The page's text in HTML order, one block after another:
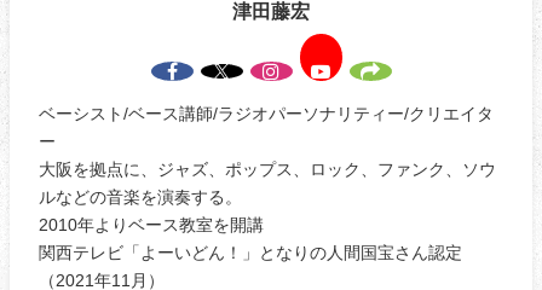
津田藤宏
ベーシスト/ベース講師/ラジオパーソナリティー/クリエイタ
ー
大阪を拠点に、ジャズ、ポップス、ロック、ファンク、ソウ
ルなどの音楽を演奏する。
2010年よりベース教室を開講
関西テレビ「よーいどん！」となりの人間国宝さん認定
（2021年11月）